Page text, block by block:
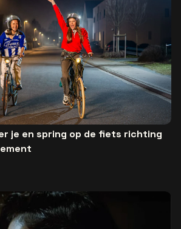
je en spring op de fiets richting